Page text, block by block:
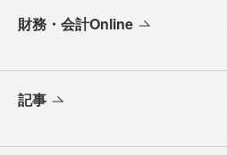
財務・会計Online
記事